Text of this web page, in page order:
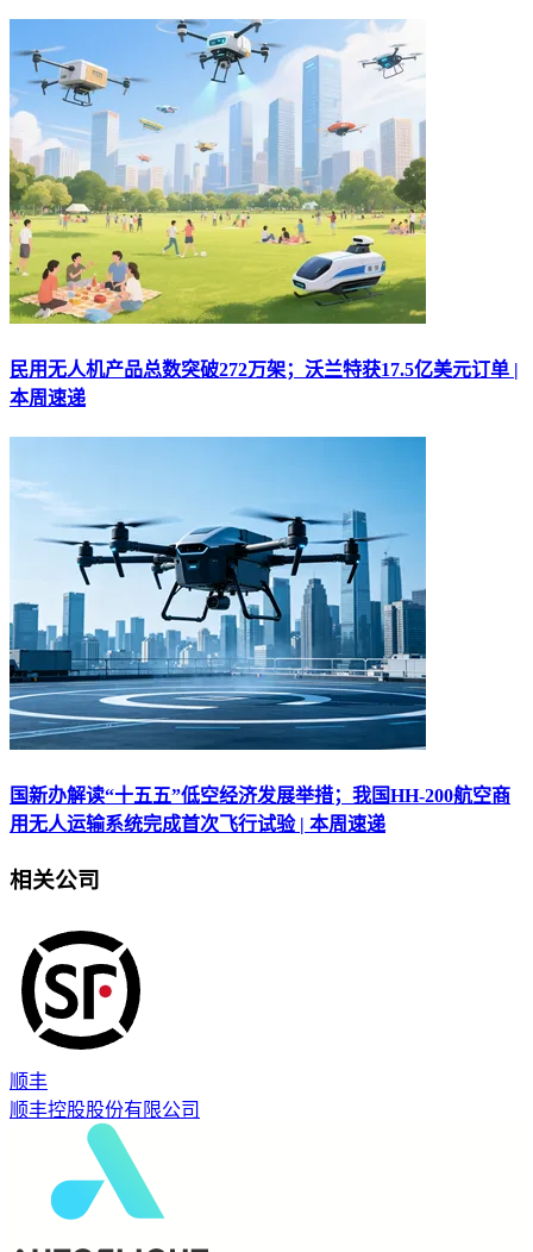
民用无人机产品总数突破272万架；沃兰特获17.5亿美元订单 |
本周速递
国新办解读“十五五”低空经济发展举措；我国HH-200航空商
用无人运输系统完成首次飞行试验 | 本周速递
相关公司
顺丰
顺丰控股股份有限公司